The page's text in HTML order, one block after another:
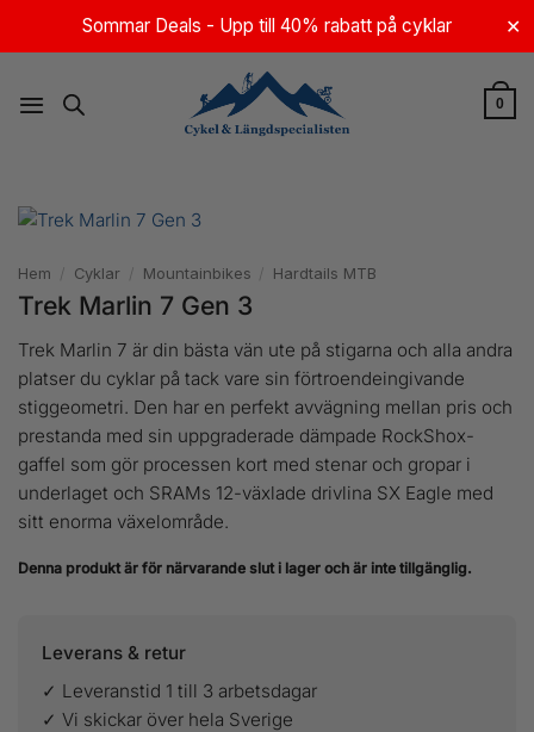
Sommar Deals - Upp till 40% rabatt på cyklar ✕
0
Hem / Cyklar / Mountainbikes / Hardtails MTB
Trek Marlin 7 Gen 3
Trek Marlin 7 är din bästa vän ute på stigarna och alla andra
platser du cyklar på tack vare sin förtroendeingivande
stiggeometri. Den har en perfekt avvägning mellan pris och
prestanda med sin uppgraderade dämpade RockShox-
gaffel som gör processen kort med stenar och gropar i
underlaget och SRAMs 12-växlade drivlina SX Eagle med
sitt enorma växelområde.
Denna produkt är för närvarande slut i lager och är inte tillgänglig.
Leverans & retur
✓ Leveranstid 1 till 3 arbetsdagar
✓ Vi skickar över hela Sverige